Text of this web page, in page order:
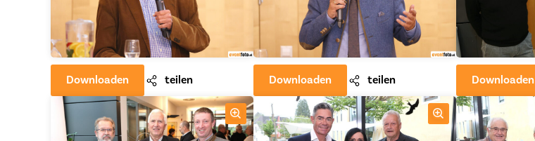
Downloaden teilen Downloaden teilen Downloaden